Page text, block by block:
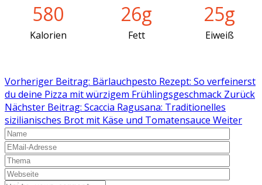
580 26g 25g
Kalorien Fett Eiweiß
Vorheriger Beitrag: Bärlauchpesto Rezept: So verfeinerst
du deine Pizza mit würzigem Frühlingsgeschmack Zurück
Nächster Beitrag: Scaccia Ragusana: Traditionelles
sizilianisches Brot mit Käse und Tomatensauce Weiter